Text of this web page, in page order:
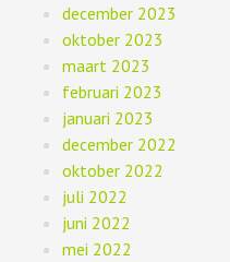
december 2023
oktober 2023
maart 2023
februari 2023
januari 2023
december 2022
oktober 2022
juli 2022
juni 2022
mei 2022